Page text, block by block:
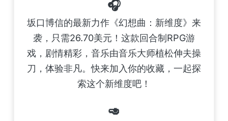
🎧
坂口博信的最新力作《幻想曲：新维度》来
袭，只需26.70美元！这款回合制RPG游
戏，剧情精彩，音乐由音乐大师植松伸夫操
刀，体验非凡。快来加入你的收藏，一起探
索这个新维度吧！
🥑